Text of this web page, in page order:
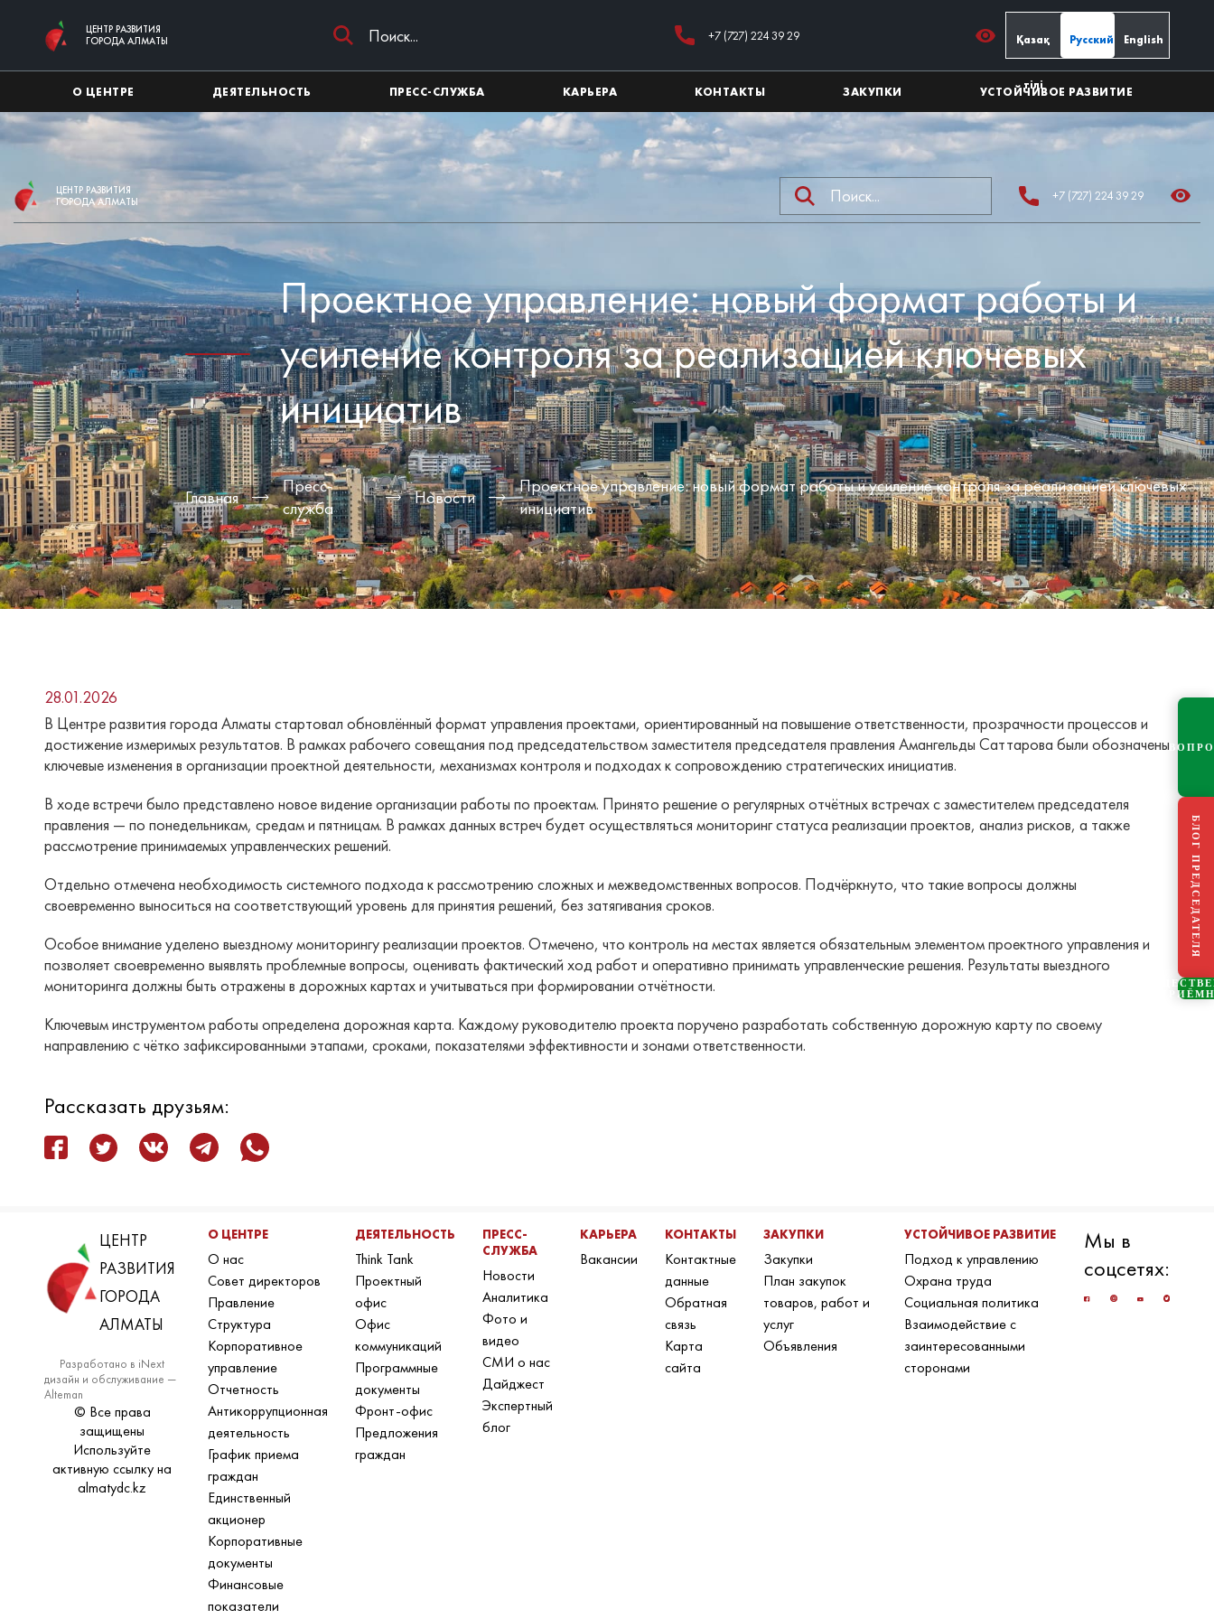
ЦЕНТР РАЗВИТИЯ
ГОРОДА АЛМАТЫ
+7 (727) 224 39 29 Қазақ
тілі
Русский English
О ЦЕНТРЕ ДЕЯТЕЛЬНОСТЬ ПРЕСС-СЛУЖБА КАРЬЕРА КОНТАКТЫ ЗАКУПКИ УСТОЙЧИВОЕ РАЗВИТИЕ
ЦЕНТР РАЗВИТИЯ
ГОРОДА АЛМАТЫ
+7 (727) 224 39 29
Проектное управление: новый формат работы и
усиление контроля за реализацией ключевых
инициатив
Главная
Пресс-
служба
Новости
Проектное управление: новый формат работы и усиление контроля за реализацией ключевых
инициатив
28.01.2026
В Центре развития города Алматы стартовал обновлённый формат управления проектами, ориентированный на повышение ответственности, прозрачности процессов и
достижение измеримых результатов. В рамках рабочего совещания под председательством заместителя председателя правления Амангельды Саттарова были обозначены
ключевые изменения в организации проектной деятельности, механизмах контроля и подходах к сопровождению стратегических инициатив.
В ходе встречи было представлено новое видение организации работы по проектам. Принято решение о регулярных отчётных встречах с заместителем председателя
правления — по понедельникам, средам и пятницам. В рамках данных встреч будет осуществляться мониторинг статуса реализации проектов, анализ рисков, а также
рассмотрение принимаемых управленческих решений.
Отдельно отмечена необходимость системного подхода к рассмотрению сложных и межведомственных вопросов. Подчёркнуто, что такие вопросы должны
своевременно выноситься на соответствующий уровень для принятия решений, без затягивания сроков.
Особое внимание уделено выездному мониторингу реализации проектов. Отмечено, что контроль на местах является обязательным элементом проектного управления и
позволяет своевременно выявлять проблемные вопросы, оценивать фактический ход работ и оперативно принимать управленческие решения. Результаты выездного
мониторинга должны быть отражены в дорожных картах и учитываться при формировании отчётности.
Ключевым инструментом работы определена дорожная карта. Каждому руководителю проекта поручено разработать собственную дорожную карту по своему
направлению с чётко зафиксированными этапами, сроками, показателями эффективности и зонами ответственности.
Рассказать друзьям:
ЦЕНТР
РАЗВИТИЯ
ГОРОДА
АЛМАТЫ
Разработано в iNext
дизайн и обслуживание —
Alteman
© Все права
защищены
Используйте
активную ссылку на
almatydc.kz
О ЦЕНТРЕ
О нас
Совет директоров
Правление
Структура
Корпоративное
управление
Отчетность
Антикоррупционная
деятельность
График приема
граждан
Единственный
акционер
Корпоративные
документы
Финансовые
показатели
ДЕЯТЕЛЬНОСТЬ
Think Tank
Проектный
офис
Офис
коммуникаций
Программные
документы
Фронт-офис
Предложения
граждан
ПРЕСС-
СЛУЖБА
Новости
Аналитика
Фото и
видео
СМИ о нас
Дайджест
Экспертный
блог
КАРЬЕРА
Вакансии
КОНТАКТЫ
Контактные
данные
Обратная
связь
Карта
сайта
ЗАКУПКИ
Закупки
План закупок
товаров, работ и
услуг
Объявления
УСТОЙЧИВОЕ РАЗВИТИЕ
Подход к управлению
Охрана труда
Социальная политика
Взаимодействие с
заинтересованными
сторонами
Мы в
соцсетях:
БЛОГ ПРЕДСЕДАТЕЛЯ